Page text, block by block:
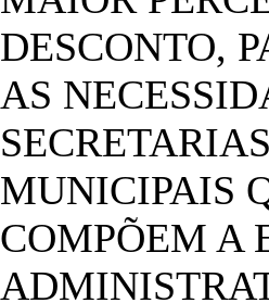
DESCONTO,
AS
MUNICIPAIS
COMPÕEM A